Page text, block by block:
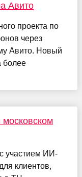
Авито
проекта по
через
Авито. Новый
более
участием ИИ-
клиентов,